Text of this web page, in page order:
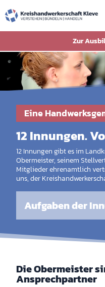
Zur
Eine
12 Innungen.
12 Innungen gibt es im
Obermeister, seinem
Mitglieder ehrenamtlich
uns, der
Aufgaben der
Die Obermeister
Ansprechpartner